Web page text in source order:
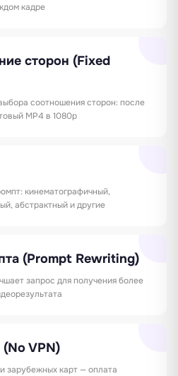
кадре
сторон (Fixed
соотношения сторон: после
MP4 в 1080p
кинематографичный,
абстрактный и другие
(Prompt Rewriting)
запрос для получения более
VPN)
зарубежных карт — оплата